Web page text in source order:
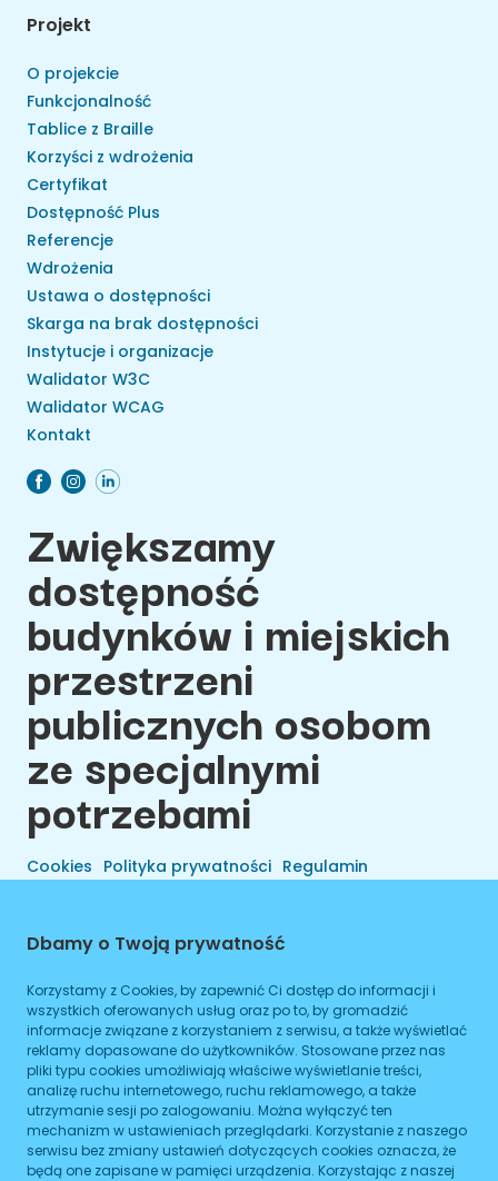
Projekt
O projekcie
Funkcjonalność
Tablice z Braille
Korzyści z wdrożenia
Certyfikat
Dostępność Plus
Referencje
Wdrożenia
Ustawa o dostępności
Skarga na brak dostępności
Instytucje i organizacje
Walidator W3C
Walidator WCAG
Kontakt
Zwiększamy
dostępność
budynków i miejskich
przestrzeni
publicznych osobom
ze specjalnymi
potrzebami
Cookies Polityka prywatności Regulamin
Dbamy o Twoją prywatność
Korzystamy z Cookies, by zapewnić Ci dostęp do informacji i
wszystkich oferowanych usług oraz po to, by gromadzić
informacje związane z korzystaniem z serwisu, a także wyświetlać
reklamy dopasowane do użytkowników. Stosowane przez nas
pliki typu cookies umożliwiają właściwe wyświetlanie treści,
analizę ruchu internetowego, ruchu reklamowego, a także
utrzymanie sesji po zalogowaniu. Można wyłączyć ten
mechanizm w ustawieniach przeglądarki. Korzystanie z naszego
serwisu bez zmiany ustawień dotyczących cookies oznacza, że
będą one zapisane w pamięci urządzenia. Korzystając z naszej
Wszelkie Prawa Zastrzeżone © 2026 Preals Data.
Wykonanie
Cookies